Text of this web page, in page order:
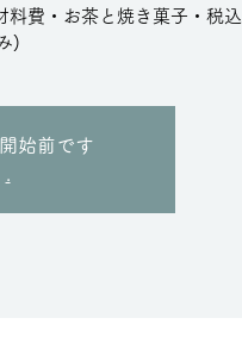
費・お茶と焼き菓子・税込
)
始前です